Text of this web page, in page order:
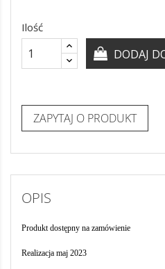
OPIS
Produkt dostępny na zamówienie
Realizacja maj 2023
Ilość
DODAJ
ZAPYTAJ O PRODUKT